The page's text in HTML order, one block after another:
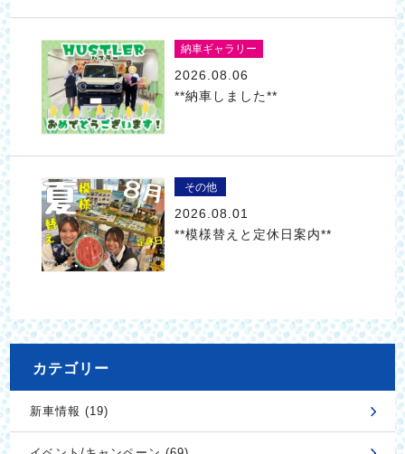
納車ギャラリー
2026.08.06
**納車しました**
その他
2026.08.01
**模様替えと定休日案内**
カテゴリー
新車情報 (19)